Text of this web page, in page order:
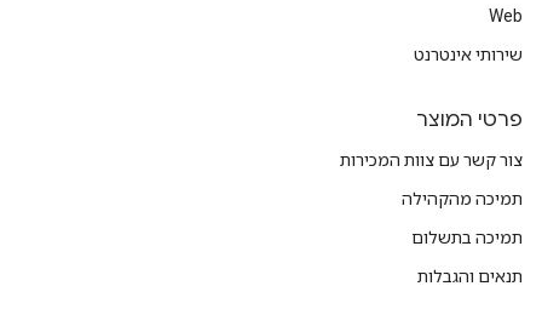
Web
שירותי אינטרנט
פרטי המוצר
צור קשר עם צוות המכירות
תמיכה מהקהילה
תמיכה בתשלום
תנאים והגבלות